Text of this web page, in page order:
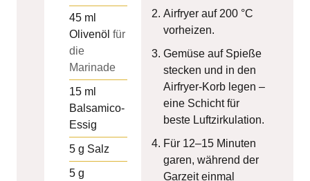
45 ml
Olivenöl für
die
Marinade
15 ml
Balsamico-
Essig
5 g Salz
5 g
Airfryer auf 200 °C
vorheizen.
Gemüse auf Spieße
stecken und in den
Airfryer-Korb legen –
eine Schicht für
beste Luftzirkulation.
Für 12–15 Minuten
garen, während der
Garzeit einmal